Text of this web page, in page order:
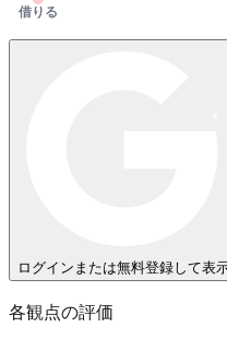
借りる
ログインまたは無料登録して表
各観点の評価